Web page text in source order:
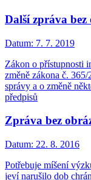
Další zpráva bez
Datum: 7. 7. 2019
Zákon o přístupnosti
změně zákona č.
správy a o změně
předpisů
Zpráva bez
Datum: 22. 8. 2016
Potřebuje míšení
jeví narušilo dob